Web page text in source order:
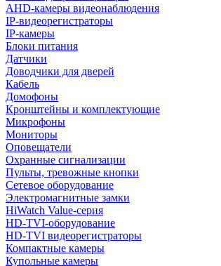
AHD-камеры видеонаблюдения
IP-видеорегистраторы
IP-камеры
Блоки питания
Датчики
Доводчики для дверей
Кабель
Домофоны
Кронштейны и комплектующие
Микрофоны
Мониторы
Оповещатели
Охранные сигнализации
Пульты, тревожные кнопки
Сетевое оборудование
Электромагнитные замки
HiWatch Value-серия
HD-TVI-оборудование
HD-TVI видеорегистраторы
Компактные камеры
Купольные камеры